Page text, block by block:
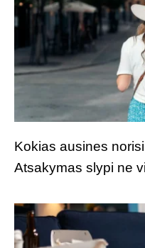
Kokias ausines
Atsakymas slypi ne